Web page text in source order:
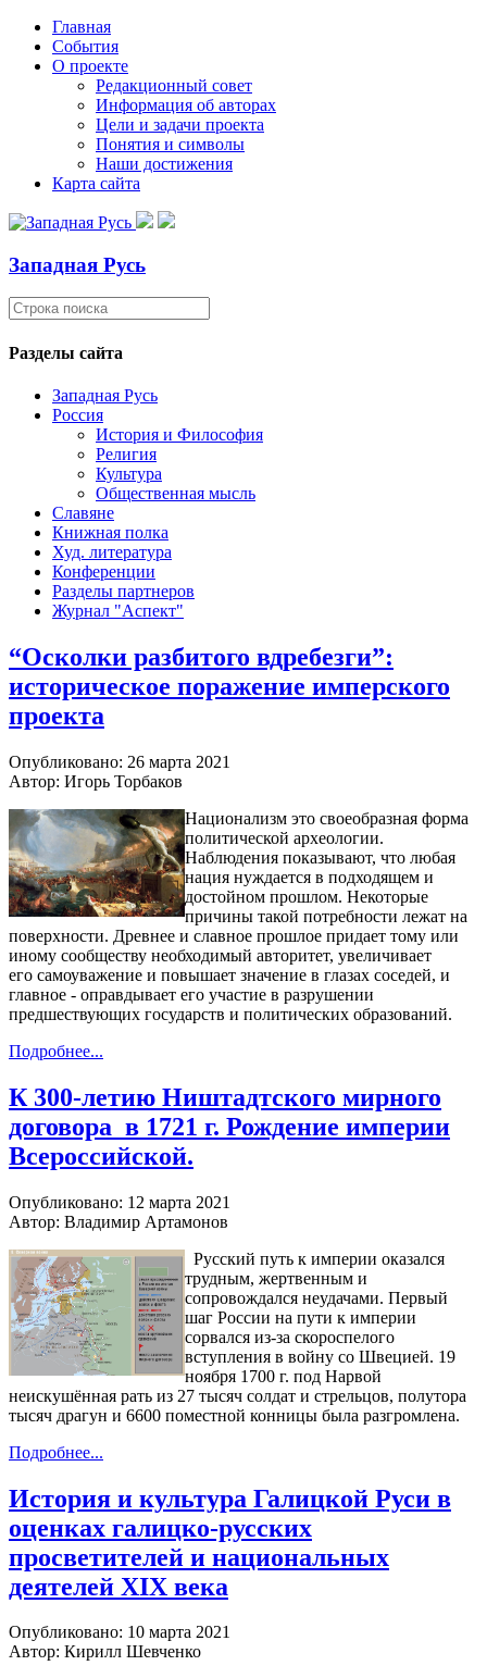
Главная
События
О проекте
Редакционный совет
Информация об авторах
Цели и задачи проекта
Понятия и символы
Наши достижения
Карта сайта
Западная Русь
Разделы сайта
Западная Русь
Россия
История и Философия
Религия
Культура
Общественная мысль
Славяне
Книжная полка
Худ. литература
Конференции
Разделы партнеров
Журнал "Аспект"
“Осколки разбитого вдребезги”:
историческое поражение имперского
проекта
Опубликовано: 26 марта 2021
Автор: Игорь Торбаков
Национализм это своеобразная форма
политической археологии.
Наблюдения показывают, что любая
нация нуждается в подходящем и
достойном прошлом. Некоторые
причины такой потребности лежат на
поверхности. Древнее и славное прошлое придает тому или
иному сообществу необходимый авторитет, увеличивает
его самоуважение и повышает значение в глазах соседей, и
главное - оправдывает его участие в разрушении
предшествующих государств и политических образований.
Подробнее...
К 300-летию Ништадтского мирного
договора в 1721 г. Рождение империи
Всероссийской.
Опубликовано: 12 марта 2021
Автор: Владимир Артамонов
Русский путь к империи оказался
трудным, жертвенным и
сопровождался неудачами. Первый
шаг России на пути к империи
сорвался из-за скороспелого
вступления в войну со Швецией. 19
ноября 1700 г. под Нарвой
неискушённая рать из 27 тысяч солдат и стрельцов, полутора
тысяч драгун и 6600 поместной конницы была разгромлена.
Подробнее...
История и культура Галицкой Руси в
оценках галицко-русских
просветителей и национальных
деятелей XIX века
Опубликовано: 10 марта 2021
Автор: Кирилл Шевченко